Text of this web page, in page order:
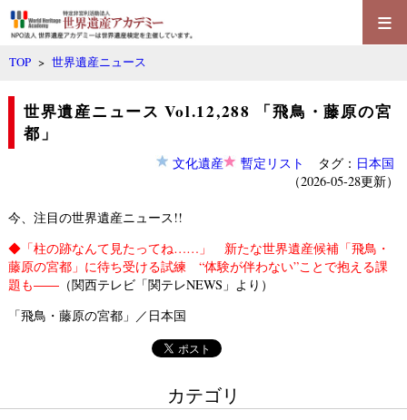
≡
TOP >世界遺産ニュース
世界遺産ニュース Vol.12,288 「飛鳥・藤原の宮
都」
文化遺産 暫定リスト タグ： 日本国
（2026-05-28更新）
今、注目の世界遺産ニュース!!
◆「柱の跡なんて見たってね……」 新たな世界遺産候補「飛鳥・
藤原の宮都」に待ち受ける試練 “体験が伴わない”ことで抱える課
題も――（関西テレビ「関テレNEWS」より）
「飛鳥・藤原の宮都」／日本国
カテゴリ